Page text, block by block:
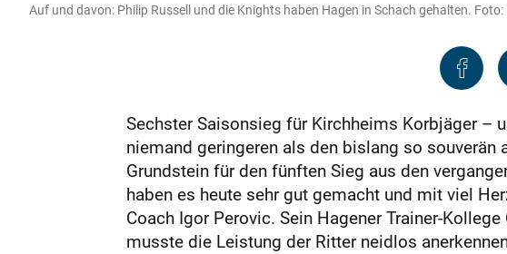
Auf und davon: Philip Russell und die Knights haben Hagen in Schach gehalten. Foto:
Sechster Saisonsieg für Kirchheims Korbjäger –
niemand geringeren als den bislang so
Grundstein für den fünften Sieg aus den
haben es heute sehr gut gemacht und mit viel
Coach Igor Perovic. Sein Hagener Trainer-
musste die Leistung der Ritter neidlos